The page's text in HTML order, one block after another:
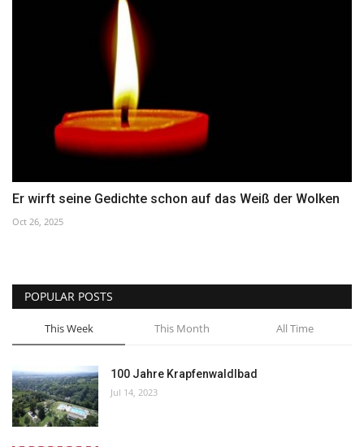
Er wirft seine Gedichte schon auf das Weiß der Wolken
Oct 26, 2025
POPULAR POSTS
This Week This Month All Time
100 Jahre Krapfenwaldlbad
Jul 14, 2023